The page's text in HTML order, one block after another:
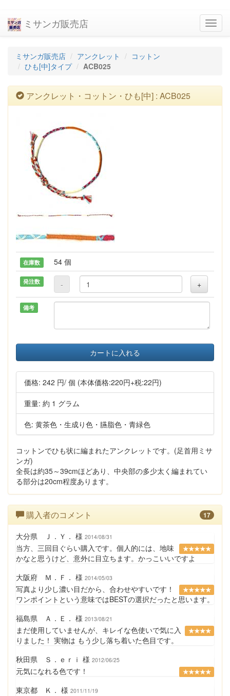
ミサンガ販売店
ミサンガ販売店 アンクレット
コットン
ひも[中]タイプ
ACB025
アンクレット・コットン・ひも[中] : ACB025
在庫数 54 個
発注数 - +
備考
カートに入れる
価格: 242 円/ 個 (本体価格:220円+税:22円)
重量: 約 1 グラム
色: 黄茶色・生成り色・臙脂色・青緑色
コットンでひも状に編まれたアンクレットです。(足首用ミサ
ンガ)
全長は約35～39cmほどあり、中央部の多少太く編まれてい
る部分は20cm程度あります。
購入者のコメント 17
大分県 Ｊ．Ｙ． 様 2014/08/31
★★★★★
当方、三回目ぐらい購入です。個人的には、地味
かなと思うけど、意外に目立ちます。かっこいいですよ
大阪府 Ｍ．Ｆ． 様 2014/05/03
★★★★★
写真より少し濃い目だから、合わせやすいです！
ワンポイントという意味ではBESTの選択だったと思います。
福島県 Ａ．Ｅ． 様 2013/08/21
★★★★
まだ使用していませんが、キレイな色使いで気に入
りました！ 実物は もう少し落ち着いた色目です。
秋田県 Ｓ．ｅｒｉ 様 2012/06/25
★★★★★
元気になれる色です！
東京都 Ｋ． 様 2011/11/19